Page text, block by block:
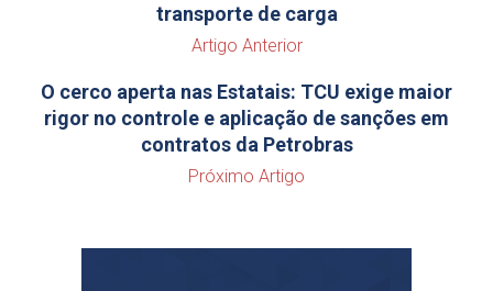
transporte de carga
Artigo Anterior
O cerco aperta nas Estatais: TCU exige maior
rigor no controle e aplicação de sanções em
contratos da Petrobras
Próximo Artigo